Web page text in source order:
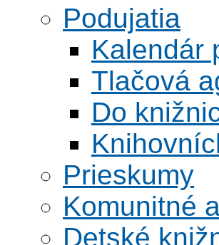
Podujatia
Kalendár
Tlačová
Do
Prieskumy
Komunitné
Detské